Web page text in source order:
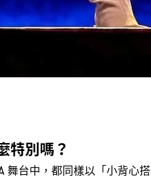
特別嗎 ？
舞台中 ， 都同樣以「小背心